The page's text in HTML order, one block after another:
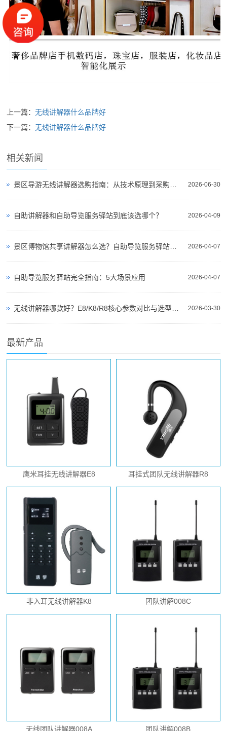
上一篇：无线讲解器什么品牌好
下一篇：无线讲解器什么品牌好
相关新闻
2026-06-30
景区导游无线讲解器选购指南：从技术原理到采购决策
2026-04-09
自助讲解器和自助导览服务驿站到底该选哪个？
2026-04-07
景区博物馆共享讲解器怎么选？自助导览服务驿站部署全攻略（2026版）
2026-04-07
自助导览服务驿站完全指南：5大场景应用
2026-03-30
无线讲解器哪款好？E8/K8/R8核心参数对比与选型指南
最新产品
鹰米耳挂无线讲解器E8 耳挂式团队无线讲解器R8
非入耳无线讲解器K8 团队讲解008C
无线团队讲解器008A 团队讲解008B